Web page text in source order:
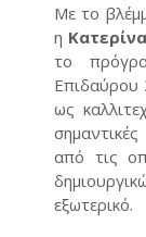
Mε το
η
το
Επιδαύρου
ως
από τις
εξωτερικό.